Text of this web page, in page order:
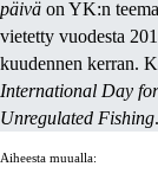
päivä on YK:n
vietetty vuodesta
kuudennen kerran.
International Day
Unregulated Fishing.
Aiheesta muualla: